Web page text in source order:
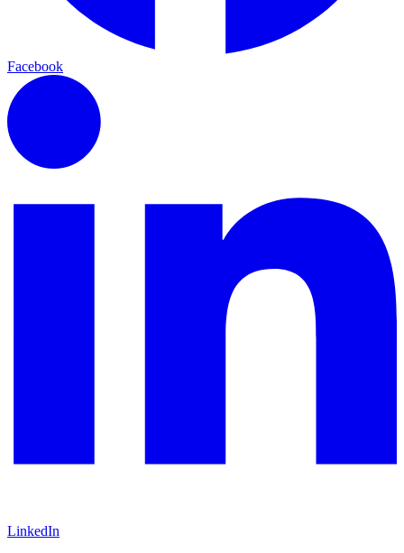
Facebook
LinkedIn